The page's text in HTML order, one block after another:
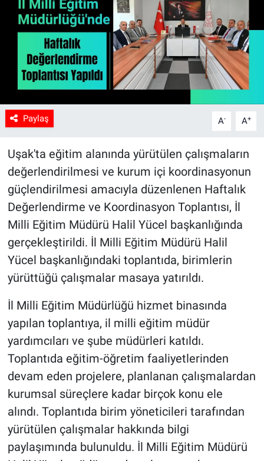
Paylaş A- A+
Uşak'ta eğitim alanında yürütülen çalışmaların
değerlendirilmesi ve kurum içi koordinasyonun
güçlendirilmesi amacıyla düzenlenen Haftalık
Değerlendirme ve Koordinasyon Toplantısı, İl
Milli Eğitim Müdürü Halil Yücel başkanlığında
gerçekleştirildi. İl Milli Eğitim Müdürü Halil
Yücel başkanlığındaki toplantıda, birimlerin
yürüttüğü çalışmalar masaya yatırıldı.
İl Milli Eğitim Müdürlüğü hizmet binasında
yapılan toplantıya, il milli eğitim müdür
yardımcıları ve şube müdürleri katıldı.
Toplantıda eğitim-öğretim faaliyetlerinden
devam eden projelere, planlanan çalışmalardan
kurumsal süreçlere kadar birçok konu ele
alındı. Toplantıda birim yöneticileri tarafından
yürütülen çalışmalar hakkında bilgi
paylaşımında bulunuldu. İl Milli Eğitim Müdürü